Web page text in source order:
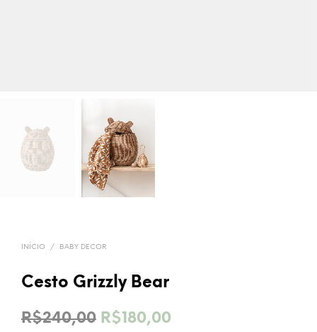
INÍCIO / BABY DECOR
Cesto Grizzly Bear
R$240,00 O
R$180,00